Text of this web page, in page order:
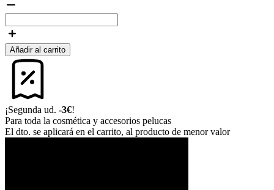
Añadir al carrito
¡Segunda ud. -3€!
Para toda la cosmética y accesorios pelucas
El dto. se aplicará en el carrito, al producto de menor valor